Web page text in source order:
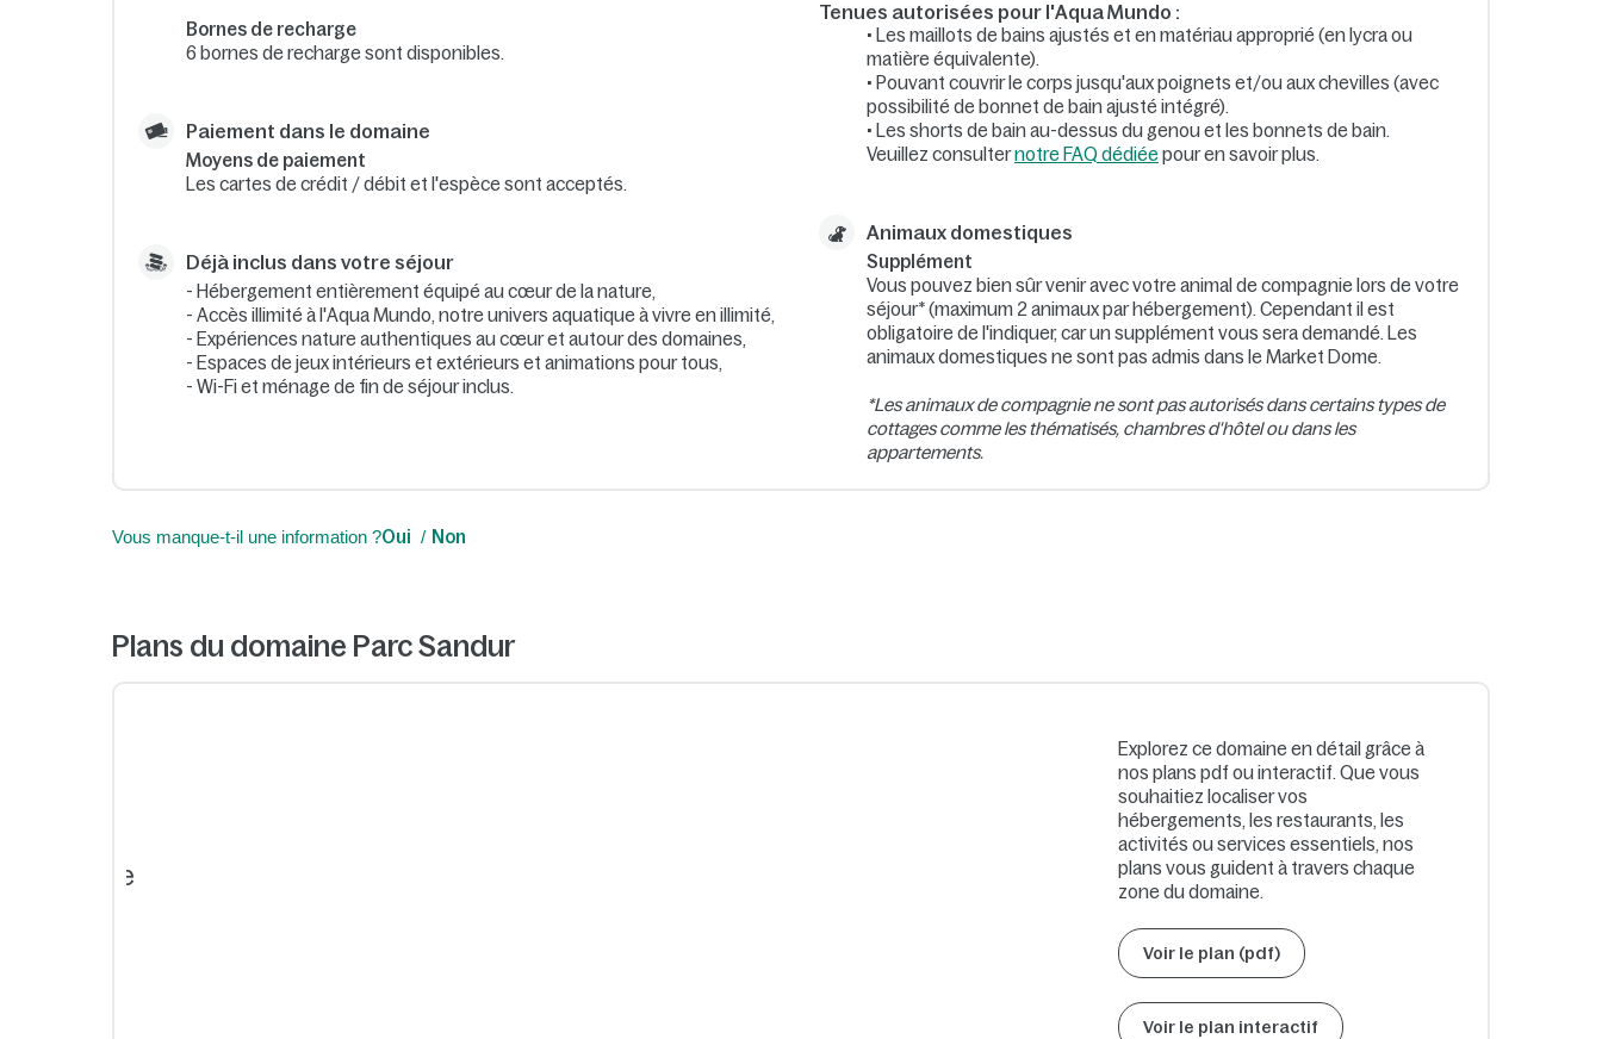
Bornes de recharge
6 bornes de recharge sont disponibles.
Paiement dans le domaine
Moyens de paiement
Les cartes de crédit / débit et l'espèce sont acceptés.
Déjà inclus dans votre séjour
- Hébergement entièrement équipé au cœur de la nature,
- Accès illimité à l'Aqua Mundo, notre univers aquatique à vivre en illimité,
- Expériences nature authentiques au cœur et autour des domaines,
- Espaces de jeux intérieurs et extérieurs et animations pour tous,
- Wi-Fi et ménage de fin de séjour inclus.
Tenues autorisées pour l'Aqua Mundo :
• Les maillots de bains ajustés et en matériau approprié (en lycra ou
matière équivalente).
• Pouvant couvrir le corps jusqu'aux poignets et/ou aux chevilles (avec
possibilité de bonnet de bain ajusté intégré).
• Les shorts de bain au-dessus du genou et les bonnets de bain.
Veuillez consulternotre FAQ dédiéepour en savoir plus.
Animaux domestiques
Supplément
Vous pouvez bien sûr venir avec votre animal de compagnie lors de votre
séjour* (maximum 2 animaux par hébergement). Cependant il est
obligatoire de l'indiquer, car un supplément vous sera demandé. Les
animaux domestiques ne sont pas admis dans le Market Dome.
*Les animaux de compagnie ne sont pas autorisés dans certains types de
cottages comme les thématisés, chambres d'hôtel ou dans les
appartements.
Vous manque-t-il une information ?Oui Non
Plans du domaine Parc Sandur
Explorez ce domaine en détail grâce à
nos plans pdf ou interactif. Que vous
souhaitiez localiser vos
hébergements, les restaurants, les
activités ou services essentiels, nos
plans vous guident à travers chaque
zone du domaine.
Voir le plan (pdf)
Voir le plan interactif